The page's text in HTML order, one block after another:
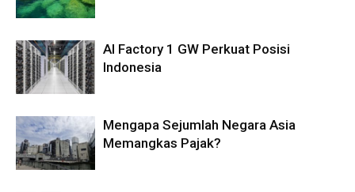
AI Factory 1 GW Perkuat Posisi
Indonesia
Mengapa Sejumlah Negara Asia
Memangkas Pajak?